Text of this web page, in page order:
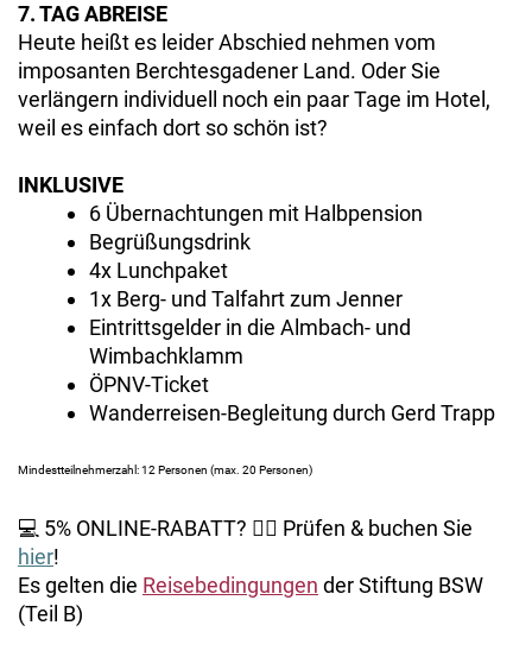
7. TAG ABREISE
Heute heißt es leider Abschied nehmen vom
imposanten Berchtesgadener Land. Oder Sie
verlängern individuell noch ein paar Tage im Hotel,
weil es einfach dort so schön ist?
INKLUSIVE
6 Übernachtungen mit Halbpension
Begrüßungsdrink
4x Lunchpaket
1x Berg- und Talfahrt zum Jenner
Eintrittsgelder in die Almbach- und
Wimbachklamm
ÖPNV-Ticket
Wanderreisen-Begleitung durch Gerd Trapp
Mindestteilnehmerzahl: 12 Personen (max. 20 Personen)
💻 5% ONLINE-RABATT? 👉🏻 Prüfen & buchen Sie
hier!
Es gelten die Reisebedingungen der Stiftung BSW
(Teil B)